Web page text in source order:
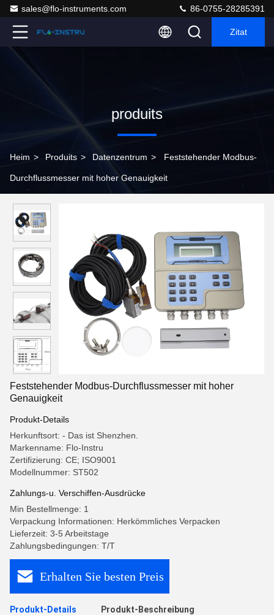
sales@flo-instruments.com 86-0755-28285391
Zitat
produits
Heim > Produits > Datenzentrum > Feststehender Modbus-
Durchflussmesser mit hoher Genauigkeit
Feststehender Modbus-Durchflussmesser mit hoher
Genauigkeit
Produkt-Details
Herkunftsort: - Das ist Shenzhen.
Markenname: Flo-Instru
Zertifizierung: CE; ISO9001
Modellnummer: ST502
Zahlungs-u. Verschiffen-Ausdrücke
Min Bestellmenge: 1
Verpackung Informationen: Herkömmliches Verpacken
Lieferzeit: 3-5 Arbeitstage
Zahlungsbedingungen: T/T
Erhalten Sie besten Preis
Produkt-Details Produkt-Beschreibung